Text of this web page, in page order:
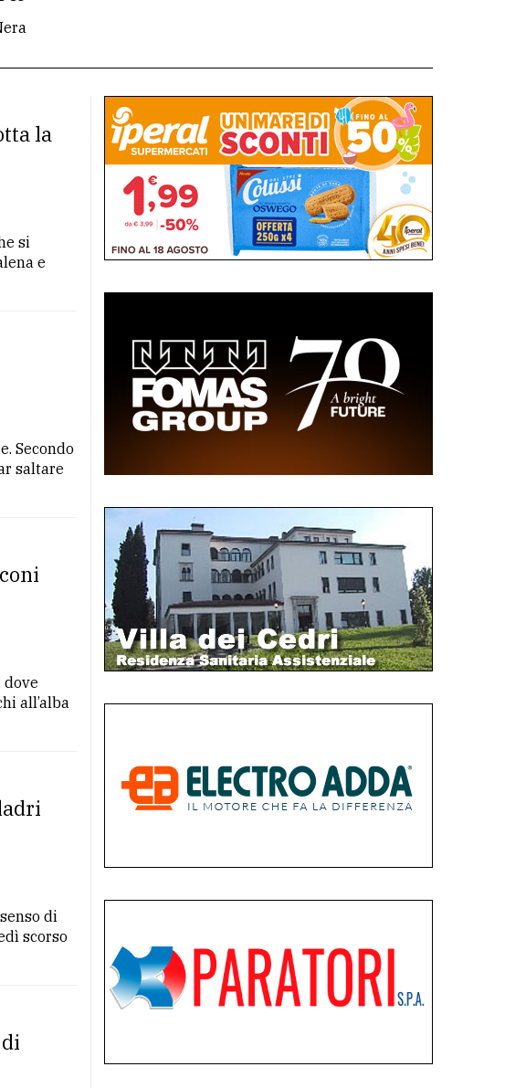
la
si
e
Secondo
saltare
dove
all’alba
di
scorso